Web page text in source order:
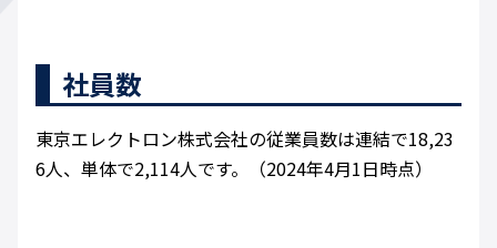
社員数
東京エレクトロン株式会社の従業員数は連結で18,23
6人、単体で2,114人です。（2024年4月1日時点）